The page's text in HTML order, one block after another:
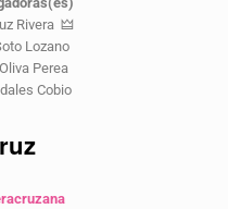
Rivera 🜲
Lozano
Perea
Cobio